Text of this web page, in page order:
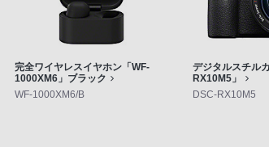
完全ワイヤレスイヤホン「WF-
1000XM6」ブラック
WF-1000XM6/B
デジタルスチル
RX10M5」
DSC-RX10M5